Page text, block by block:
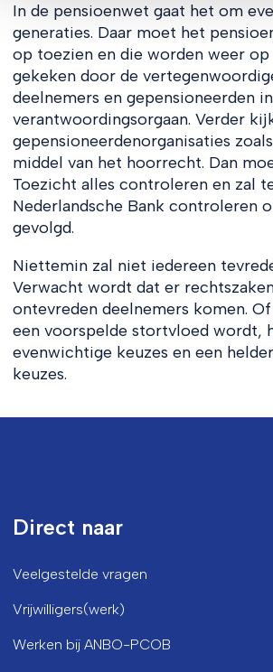
In de pensioenwet gaat het om
generaties. Daar moet het
op toezien en die worden weer op
gekeken door de
deelnemers en gepensioneerden
verantwoordingsorgaan. Verder
gepensioneerdenorganisaties
middel van het hoorrecht. Dan
Toezicht alles controleren en zal
Nederlandsche Bank controleren
gevolgd.
Niettemin zal niet iedereen
Verwacht wordt dat er
ontevreden deelnemers komen.
een voorspelde stortvloed wordt,
evenwichtige keuzes en een
keuzes.
Direct naar
Veelgestelde vragen
Vrijwilligers(werk)
Werken bij ANBO-PCOB